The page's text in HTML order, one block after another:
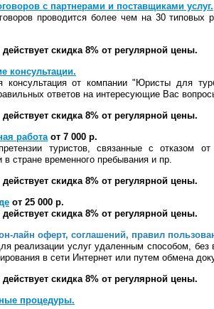
с партнерами и поставщиками услуг.
проводится более чем на 30 типовых
скидка 8% от регулярной цены.
консультации.
консультация от компании "Юристы для
ответов на интересующие Вас
скидка 8% от регулярной цены.
работаот 7 000 р.
туристов, связанные с отказом
в стране временного пребывания и пр.
скидка 8% от регулярной цены.
от 25 000 р.
скидка 8% от регулярной цены.
лайн оферт, соглашений, правил
реализации услуг удаленным способом,
в сети Интернет или путем обмена
скидка 8% от регулярной цены.
процедуры.